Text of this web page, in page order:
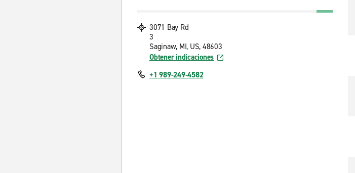
3071 Bay Rd
3
Saginaw, MI, US, 48603
Obtener indicaciones
+1 989-249-4582